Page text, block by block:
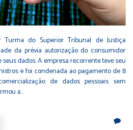
do Superior Tribunal de Justiça
da prévia autorização do consumidor
dados. A empresa recorrente teve seu
e foi condenada ao pagamento de 8
de dados pessoais sem
a…